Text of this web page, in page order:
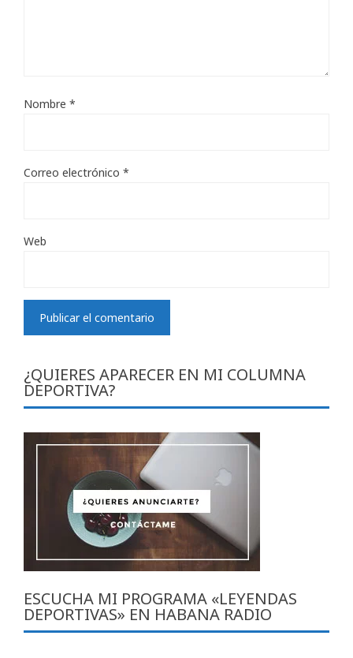
Nombre *
Correo electrónico *
Web
¿QUIERES APARECER EN MI COLUMNA
DEPORTIVA?
ESCUCHA MI PROGRAMA «LEYENDAS
DEPORTIVAS» EN HABANA RADIO